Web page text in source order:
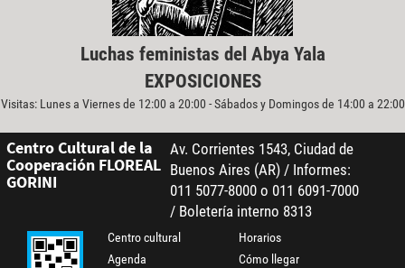
Luchas feministas del Abya Yala
EXPOSICIONES
Visitas: Lunes a Viernes de 12:00 a 20:00 - Sábados y Domingos de 14:00 a 22:00
Centro Cultural de la
Cooperación FLOREAL
GORINI
Av. Corrientes 1543, Ciudad de
Buenos Aires (AR) / Informes:
011 5077-8000 o 011 6091-7000
/ Boletería interno 8313
Centro cultural
Agenda
Horarios
Cómo llegar